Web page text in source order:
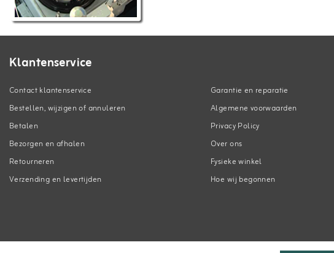
Klantenservice
Contact klantenservice
Bestellen, wijzigen of annuleren
Betalen
Bezorgen en afhalen
Retourneren
Verzending en levertijden
Garantie en reparatie
Algemene voorwaarden
Privacy Policy
Over ons
Fysieke winkel
Hoe wij begonnen